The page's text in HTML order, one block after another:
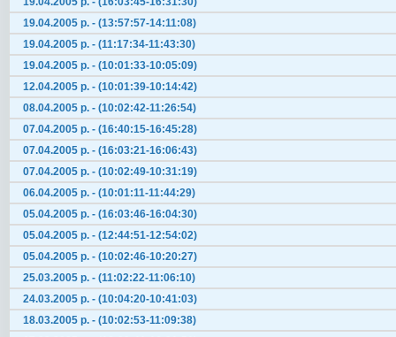
19.04.2005 р. - (13:57:57-14:11:08)
19.04.2005 р. - (11:17:34-11:43:30)
19.04.2005 р. - (10:01:33-10:05:09)
12.04.2005 р. - (10:01:39-10:14:42)
08.04.2005 р. - (10:02:42-11:26:54)
07.04.2005 р. - (16:40:15-16:45:28)
07.04.2005 р. - (16:03:21-16:06:43)
07.04.2005 р. - (10:02:49-10:31:19)
06.04.2005 р. - (10:01:11-11:44:29)
05.04.2005 р. - (16:03:46-16:04:30)
05.04.2005 р. - (12:44:51-12:54:02)
05.04.2005 р. - (10:02:46-10:20:27)
25.03.2005 р. - (11:02:22-11:06:10)
24.03.2005 р. - (10:04:20-10:41:03)
18.03.2005 р. - (10:02:53-11:09:38)